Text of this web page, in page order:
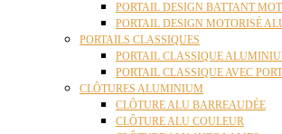
PORTAIL DESIGN BATTANT
PORTAIL DESIGN MOTORISÉ
PORTAILS CLASSIQUES
PORTAIL CLASSIQUE
PORTAIL CLASSIQUE AVEC
CLÔTURES ALUMINIUM
CLÔTURE ALU BARREAUDÉE
CLÔTURE ALU COULEUR